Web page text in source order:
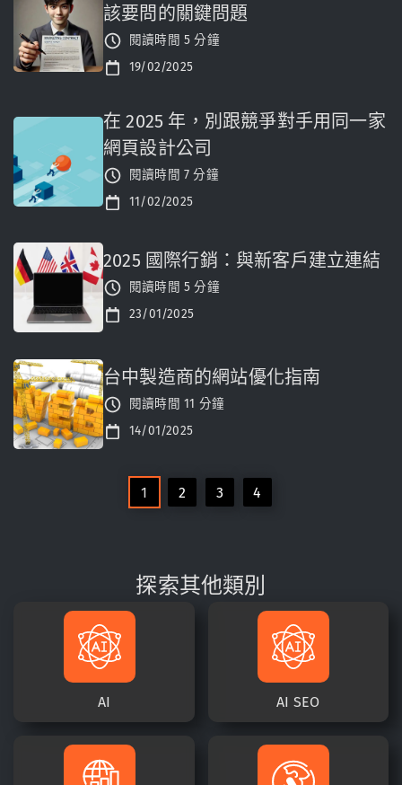
該要問的關鍵問題
閱讀時間 5 分鐘
19/02/2025
在 2025 年，別跟競爭對手用同一家
網頁設計公司
閱讀時間 7 分鐘
11/02/2025
2025 國際行銷：與新客戶建立連結
閱讀時間 5 分鐘
23/01/2025
台中製造商的網站優化指南
閱讀時間 11 分鐘
14/01/2025
1 2 3 4
探索其他類別
AI AI SEO